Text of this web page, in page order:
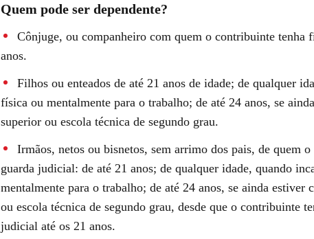
Quem pode ser dependente?
Cônjuge, ou companheiro com quem o contribuinte tenha
anos.
Filhos ou enteados de até 21 anos de idade; de qualquer
física ou mentalmente para o trabalho; de até 24 anos, se
superior ou escola técnica de segundo grau.
Irmãos, netos ou bisnetos, sem arrimo dos pais, de quem
guarda judicial: de até 21 anos; de qualquer idade, quando
mentalmente para o trabalho; de até 24 anos, se ainda estiver
ou escola técnica de segundo grau, desde que o contribuinte
judicial até os 21 anos.